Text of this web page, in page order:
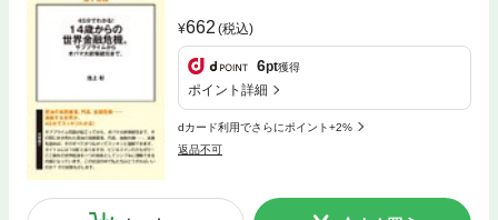
662 (税込)
6pt獲得
ポイント詳細
dカード利用でさらにポイント+2%
返品不可